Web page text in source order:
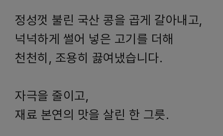
정성껏 불린 국산 콩을 곱게 갈아내고,
넉넉하게 썰어 넣은 고기를 더해
천천히, 조용히 끓여냈습니다.
자극을 줄이고,
재료 본연의 맛을 살린 한 그릇.